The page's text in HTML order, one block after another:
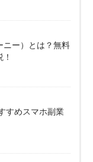
ニー）とは？無料
すめスマホ副業